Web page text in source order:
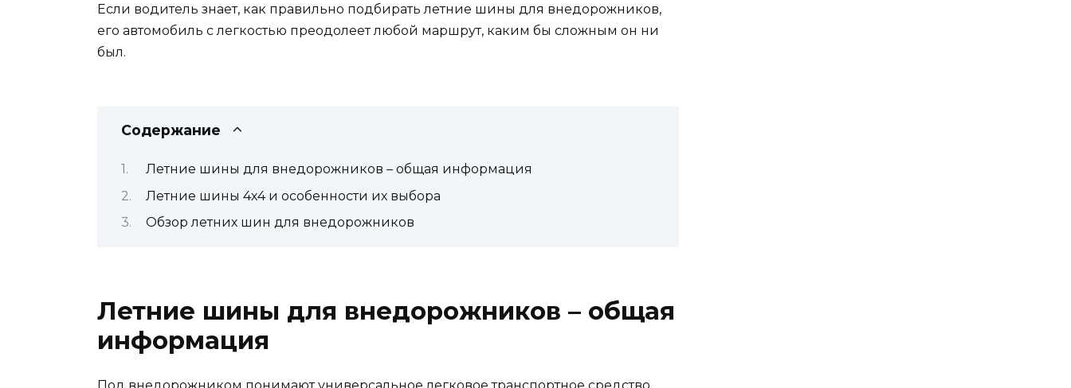
Если водитель знает, как правильно подбирать летние шины для внедорожников,
его автомобиль с легкостью преодолеет любой маршрут, каким бы сложным он ни
был.
Содержание
Летние шины для внедорожников – общая информация
Летние шины 4х4 и особенности их выбора
Обзор летних шин для внедорожников
Летние шины для внедорожников – общая
информация